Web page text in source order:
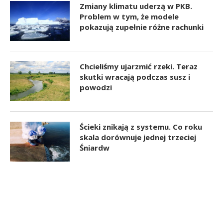
Zmiany klimatu uderzą w PKB.
Problem w tym, że modele
pokazują zupełnie różne rachunki
Chcieliśmy ujarzmić rzeki. Teraz
skutki wracają podczas susz i
powodzi
Ścieki znikają z systemu. Co roku
skala dorównuje jednej trzeciej
Śniardw